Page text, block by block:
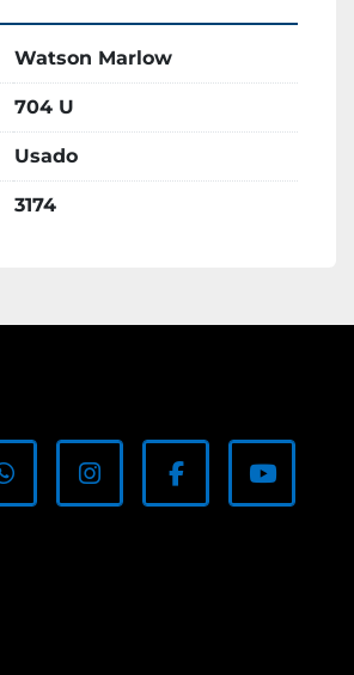
Watson Marlow
704 U
Usado
3174
whatsappinstagramfacebook